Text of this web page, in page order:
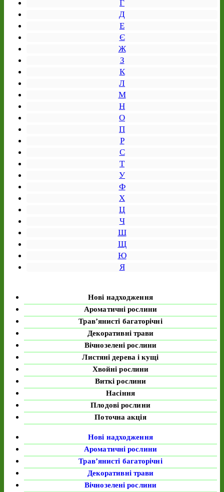
Г
Д
Е
Є
Ж
З
К
Л
М
Н
О
П
Р
С
Т
У
Ф
Х
Ц
Ч
Ш
Щ
Ю
Я
Нові надходження
Ароматичні рослини
Трав’янисті багаторічні
Декоративні трави
Вічнозелені рослини
Листяні дерева і кущі
Хвойні рослини
Виткі рослини
Насіння
Плодові рослини
Поточна акція
Нові надходження
Ароматичні рослини
Трав’янисті багаторічні
Декоративні трави
Вічнозелені рослини